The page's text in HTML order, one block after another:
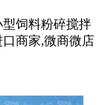
饲料粉碎搅拌
商家,微商微店